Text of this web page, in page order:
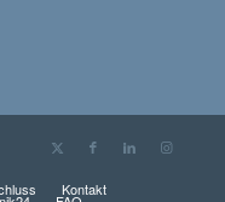
Kontakt